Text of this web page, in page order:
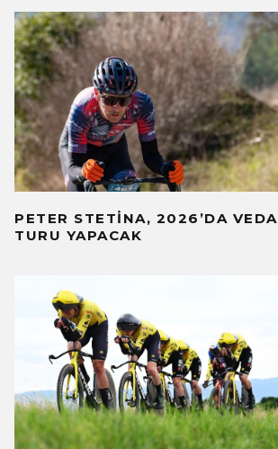
PETER STETINA, 2026’DA VEDA
TURU YAPACAK